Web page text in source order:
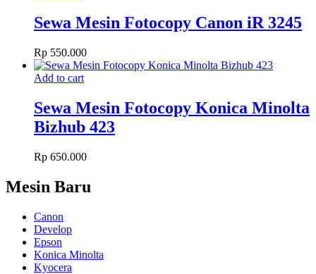
Sewa Mesin Fotocopy Canon iR 3245
Rp 550.000
Add to cart
Sewa Mesin Fotocopy Konica Minolta
Bizhub 423
Rp 650.000
Mesin Baru
Canon
Develop
Epson
Konica Minolta
Kyocera